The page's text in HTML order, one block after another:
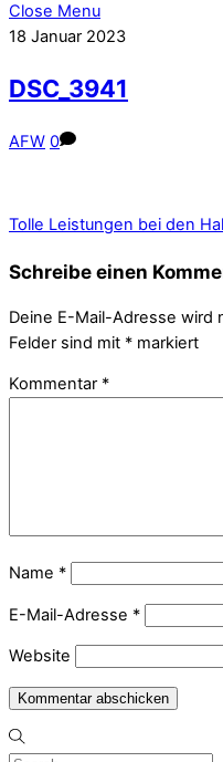
Close Menu
18 Januar 2023
DSC_3941
AFW 0
Tolle Leistungen bei den
Schreibe einen
Deine E-Mail-Adresse wird
Felder sind mit * markiert
Kommentar *
Name *
E-Mail-Adresse *
Website